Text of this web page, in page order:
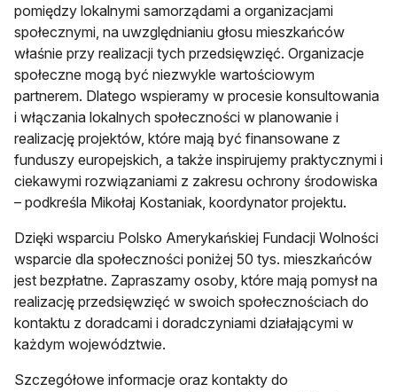
pomiędzy lokalnymi samorządami a organizacjami
społecznymi, na uwzględnianiu głosu mieszkańców
właśnie przy realizacji tych przedsięwzięć. Organizacje
społeczne mogą być niezwykle wartościowym
partnerem. Dlatego wspieramy w procesie konsultowania
i włączania lokalnych społeczności w planowanie i
realizację projektów, które mają być finansowane z
funduszy europejskich, a także inspirujemy praktycznymi i
ciekawymi rozwiązaniami z zakresu ochrony środowiska
– podkreśla Mikołaj Kostaniak, koordynator projektu.
Dzięki wsparciu Polsko Amerykańskiej Fundacji Wolności
wsparcie dla społeczności poniżej 50 tys. mieszkańców
jest bezpłatne. Zapraszamy osoby, które mają pomysł na
realizację przedsięwzięć w swoich społecznościach do
kontaktu z doradcami i doradczyniami działającymi w
każdym województwie.
Szczegółowe informacje oraz kontakty do